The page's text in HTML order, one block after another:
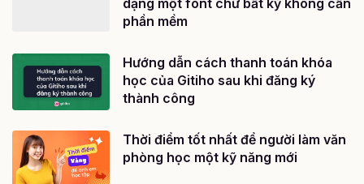
dạng một font chữ bất kỳ không cần
phần mềm
Hướng dẫn cách thanh toán khóa
học của Gitiho sau khi đăng ký
thành công
Thời điểm tốt nhất để người làm văn
phòng học một kỹ năng mới